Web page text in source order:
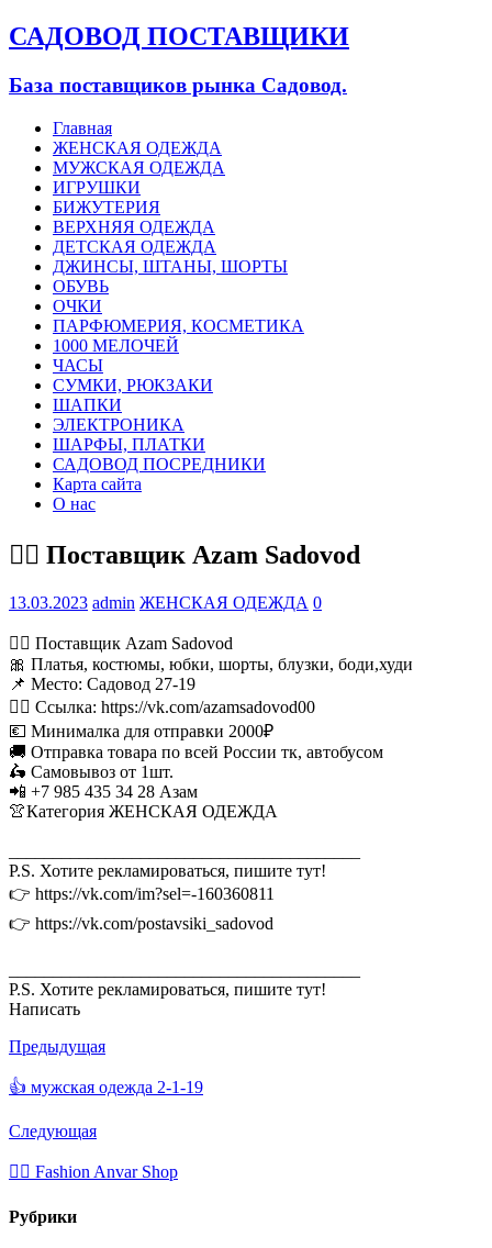
САДОВОД ПОСТАВЩИКИ
База поставщиков рынка Садовод.
Главная
ЖЕНСКАЯ ОДЕЖДА
МУЖСКАЯ ОДЕЖДА
ИГРУШКИ
БИЖУТЕРИЯ
ВЕРХНЯЯ ОДЕЖДА
ДЕТСКАЯ ОДЕЖДА
ДЖИНСЫ, ШТАНЫ, ШОРТЫ
ОБУВЬ
ОЧКИ
ПАРФЮМЕРИЯ, КОСМЕТИКА
1000 МЕЛОЧЕЙ
ЧАСЫ
СУМКИ, РЮКЗАКИ
ШАПКИ
ЭЛЕКТРОНИКА
ШАРФЫ, ПЛАТКИ
САДОВОД ПОСРЕДНИКИ
Карта сайта
О нас
💁‍♂ Поставщик Azam Sadovod
13.03.2023 admin ЖЕНСКАЯ ОДЕЖДА 0
💁‍♂ Поставщик Azam Sadovod
🎀 Платья, костюмы, юбки, шорты, блузки, боди,худи
📌 Место: Садовод 27-19
👉🏻 Ссылка: https://vk.com/azamsadovod00
💶 Минималка для отправки 2000₽
🚚 Отправка товара по всей России тк, автобусом
🛵 Самовывоз от 1шт.
📲 +7 985 435 34 28 Азам
👚Категория ЖЕНСКАЯ ОДЕЖДА
P.S. Хотите рекламироваться, пишите тут!
👉 https://vk.com/im?sel=-160360811
👉 https://vk.com/postavsiki_sadovod
P.S. Хотите рекламироваться, пишите тут!
Написать
Предыдущая
👍 мужская одежда 2-1-19
Следующая
💁‍♂ Fashion Anvar Shop
Рубрики